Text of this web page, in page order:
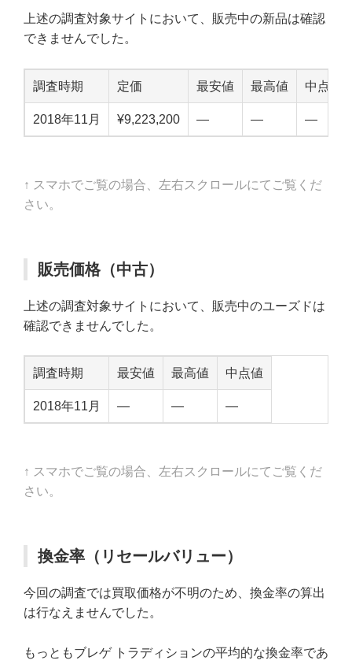
上述の調査対象サイトにおいて、販売中の新品は確認
できませんでした。
調査時期 定価 最安値 最高値 中点値
2018年11月 ¥9,223,200 — — —
↑ スマホでご覧の場合、左右スクロールにてご覧くだ
さい。
販売価格（中古）
上述の調査対象サイトにおいて、販売中のユーズドは
確認できませんでした。
調査時期 最安値 最高値 中点値
2018年11月 — — —
↑ スマホでご覧の場合、左右スクロールにてご覧くだ
さい。
換金率（リセールバリュー）
今回の調査では買取価格が不明のため、換金率の算出
は行なえませんでした。
もっともブレゲ トラディションの平均的な換金率であ